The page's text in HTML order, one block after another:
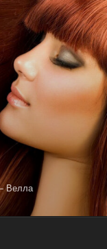
Велла